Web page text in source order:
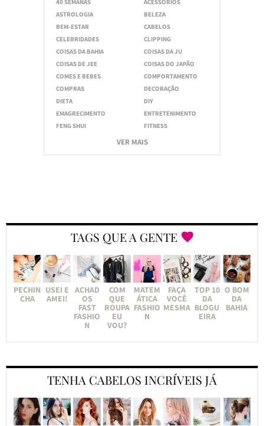
40 SEMANAS
ACESSÓRIOS
ASTROLOGIA
BELEZA
BEM-ESTAR
CABELOS
CELEBRIDADES
CLIPPING
COISAS DA BAHIA
COISAS DA JU
COISAS DE JEE
COISAS DO JAPÃO
COMES E BEBES
COMPORTAMENTO
COMPRAS
DECORAÇÃO
DIETA
DIY
EMAGRECIMENTO
ENTRETENIMENTO
FENG SHUI
FITNESS
VER MAIS
TAGS QUE A GENTE
PECHIN
CHA
USEI E
AMEI!
ACHAD
OS
FAST
FASHIO
N
COM
QUE
ROUPA
EU
VOU?
MATEM
ÁTICA
FASHIO
N
FAÇA
VOCÊ
MESMA
TOP 10
DA
BLOGU
EIRA
O BOM
DA
BAHIA
TENHA CABELOS INCRÍVEIS JÁ